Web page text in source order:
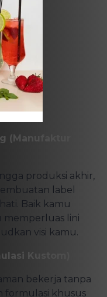
(Manufaktur
produksi akhir,
label
Baik kamu
lini
visi kamu.
Kustom)
bekerja tanpa
formulasi khusus